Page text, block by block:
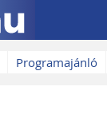
Programajánló